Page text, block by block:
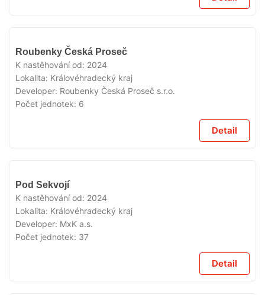
Roubenky Česká Proseč
K nastěhování od: 2024
Lokalita: Královéhradecký kraj
Developer: Roubenky Česká Proseč s.r.o.
Počet jednotek: 6
Detail
Pod Sekvojí
K nastěhování od: 2024
Lokalita: Královéhradecký kraj
Developer: MxK a.s.
Počet jednotek: 37
Detail